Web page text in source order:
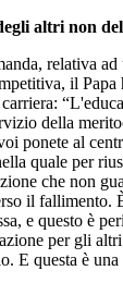
altri non
relativa
il Papa
della
ponete al
quale per
che non
il fallimento.
e questo è
per gli
E questa è una